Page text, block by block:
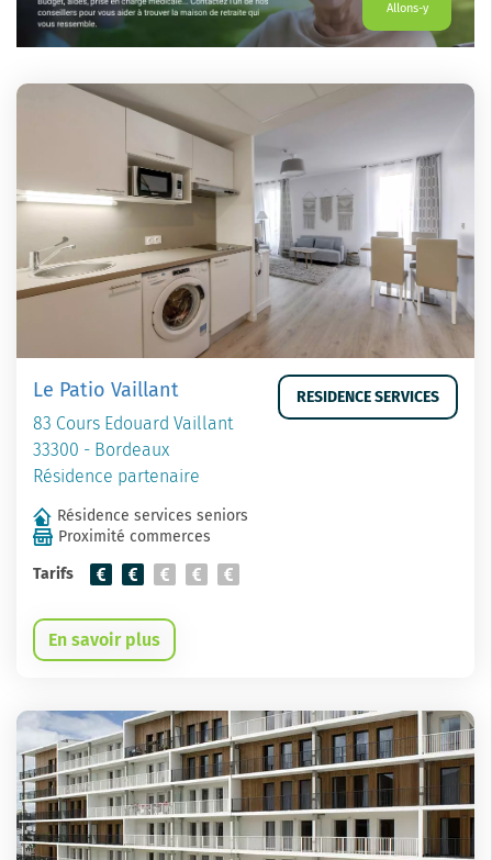
Allons-y
Le Patio Vaillant
83 Cours Edouard Vaillant
33300 - Bordeaux
Résidence partenaire
RESIDENCE SERVICES
Résidence services seniors
Proximité commerces
Tarifs
En savoir plus